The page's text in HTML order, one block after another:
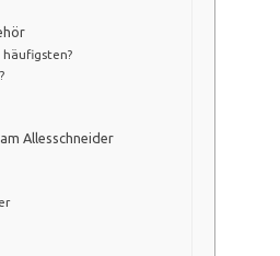
Allesschneider